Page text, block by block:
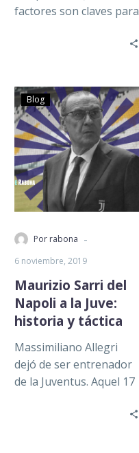
factores son claves para
Blog
Por rabona -
6 noviembre, 2019
Maurizio Sarri del
Napoli a la Juve:
historia y táctica
Massimiliano Allegri
dejó de ser entrenador
de la Juventus. Aquel 17